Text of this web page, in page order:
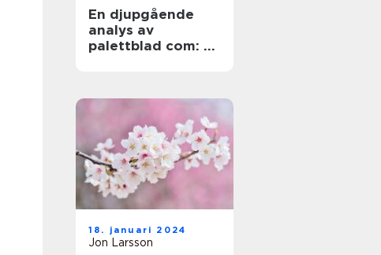
En djupgående
analys av
palettblad com: En
18. januari 2024
Jon Larsson